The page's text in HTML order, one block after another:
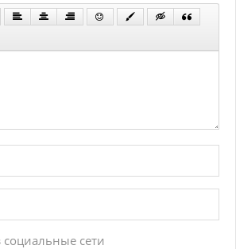
сети